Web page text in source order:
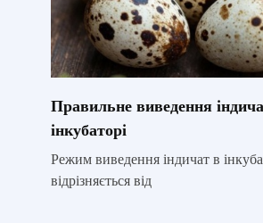
Правильне виведення
інкубаторі
Режим виведення індичат в
відрізняється від